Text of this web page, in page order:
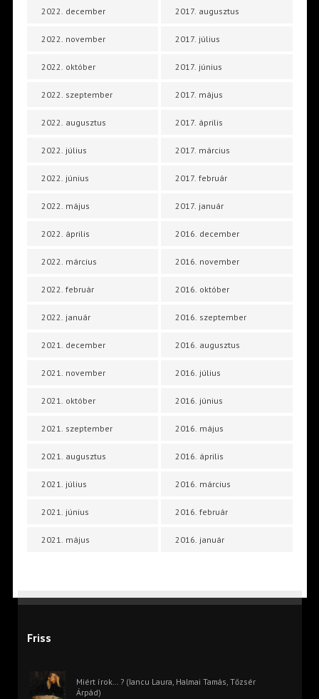
2022. december
2022. november
2022. október
2022. szeptember
2022. augusztus
2022. július
2022. június
2022. május
2022. április
2022. március
2022. február
2022. január
2021. december
2021. november
2021. október
2021. szeptember
2021. augusztus
2021. július
2021. június
2021. május
2017. augusztus
2017. július
2017. június
2017. május
2017. április
2017. március
2017. február
2017. január
2016. december
2016. november
2016. október
2016. szeptember
2016. augusztus
2016. július
2016. június
2016. május
2016. április
2016. március
2016. február
2016. január
Friss
Miért írok… ? (Iancu Laura, Halmai Tamás, Tőzsér
Árpád)